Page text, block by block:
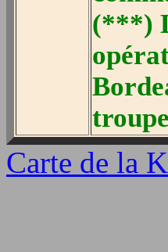
(***)
Carte de la